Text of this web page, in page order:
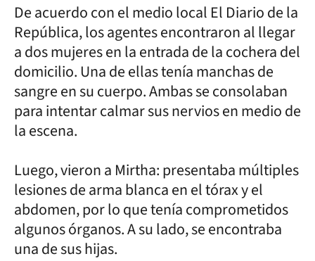
De acuerdo con el medio local El Diario de la
República, los agentes encontraron al llegar
a dos mujeres en la entrada de la cochera del
domicilio. Una de ellas tenía manchas de
sangre en su cuerpo. Ambas se consolaban
para intentar calmar sus nervios en medio de
la escena.
Luego, vieron a Mirtha: presentaba múltiples
lesiones de arma blanca en el tórax y el
abdomen, por lo que tenía comprometidos
algunos órganos. A su lado, se encontraba
una de sus hijas.